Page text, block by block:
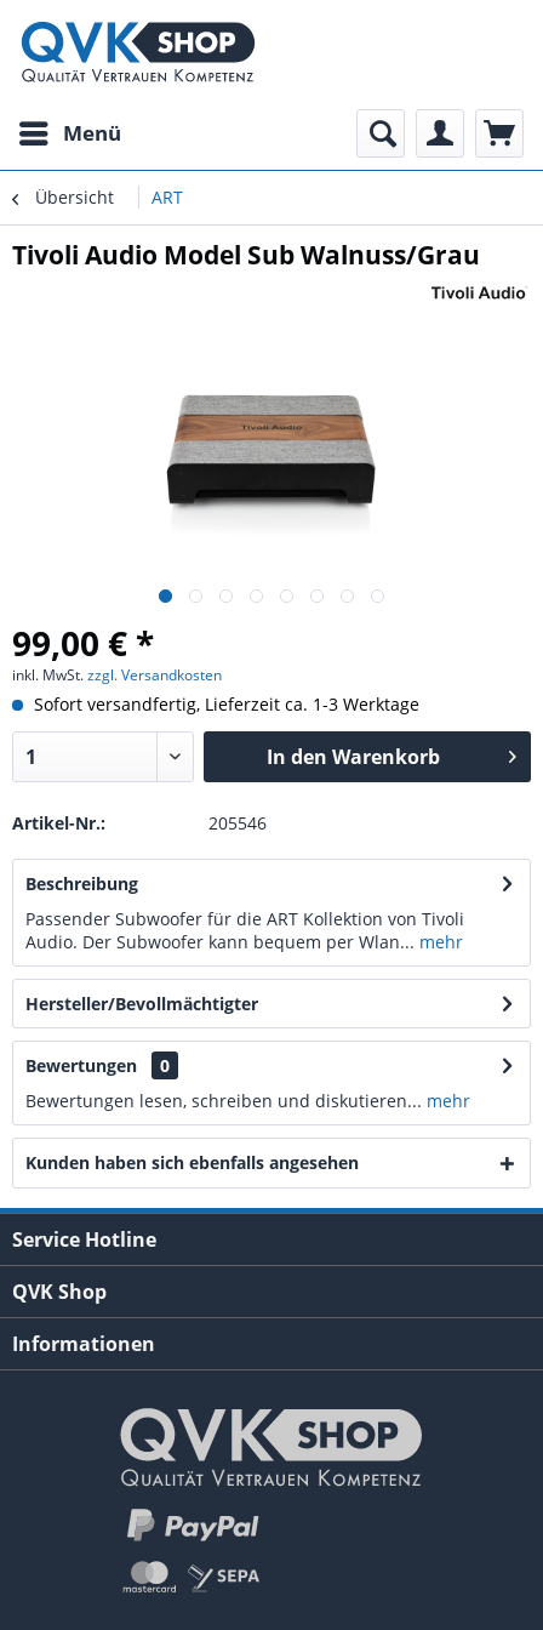
Menü
Übersicht ART
Tivoli Audio Model Sub Walnuss/Grau
99,00 € *
inkl. MwSt.zzgl. Versandkosten
Sofort versandfertig, Lieferzeit ca. 1-3 Werktage
In den Warenkorb
Artikel-Nr.: 205546
Beschreibung
Passender Subwoofer für die ART Kollektion von Tivoli
Audio. Der Subwoofer kann bequem per Wlan... mehr
Hersteller/Bevollmächtigter
Bewertungen
0
Bewertungen lesen, schreiben und diskutieren... mehr
Kunden haben sich ebenfalls angesehen
Service Hotline
QVK Shop
Informationen